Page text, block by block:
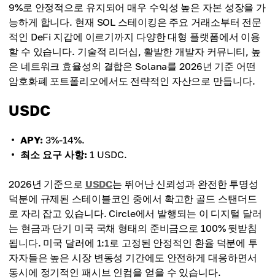
9%로 안정적으로 유지되어 매우 수익성 높은 자본 성장을 가
능하게 합니다. 현재 SOL 스테이킹은 주요 거래소부터 전문
적인 DeFi 지갑에 이르기까지 다양한 대형 플랫폼에서 이용
할 수 있습니다. 기술적 리더십, 활발한 개발자 커뮤니티, 높
은 네트워크 효율성의 결합은 Solana를 2026년 기준 어떤
암호화폐 포트폴리오에서도 전략적인 자산으로 만듭니다.
USDC
APY: 3%-14%.
최소 요구 사항: 1 USDC.
2026년 기준으로 USDC는 뛰어난 신뢰성과 완전한 투명성
덕분에 규제된 스테이블코인 중에서 확고한 골드 스탠더드
로 자리 잡고 있습니다. Circle에서 발행되는 이 디지털 달러
는 현금과 단기 미국 국채 형태의 준비금으로 100% 뒷받침
됩니다. 미국 달러에 1:1로 고정된 안정적인 환율 덕분에 투
자자들은 높은 시장 변동성 기간에도 안전하게 대응하면서
동시에 정기적인 패시브 인컴을 얻을 수 있습니다.